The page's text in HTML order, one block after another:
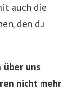
auch die
den du
über uns
nicht mehr